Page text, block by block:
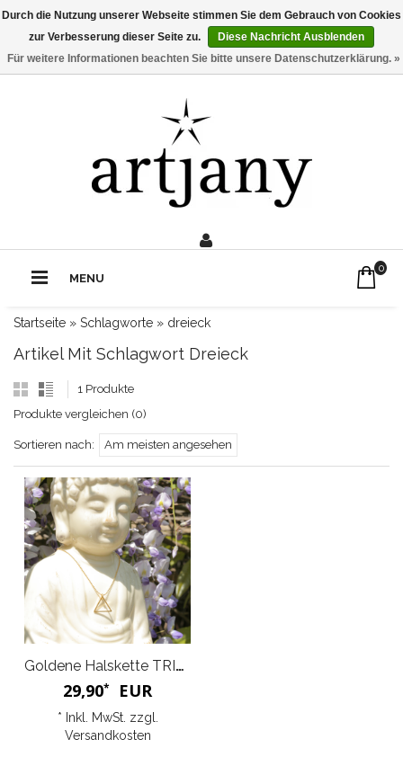
Rufe uns an:0211 - 210 310 2
MENU
0
Startseite » Schlagworte » dreieck
Artikel Mit Schlagwort Dreieck
1 Produkte
Produkte vergleichen (0)
Sortieren nach: Am meisten angesehen
Goldene Halskette TRIANGLE
29,90* EUR
* Inkl. MwSt. zzgl.
Versandkosten
Durch die Nutzung unserer Webseite stimmen Sie dem Gebrauch von Cookies
zur Verbesserung dieser Seite zu.
Diese Nachricht Ausblenden
Für weitere Informationen beachten Sie bitte unsere Datenschutzerklärung. »